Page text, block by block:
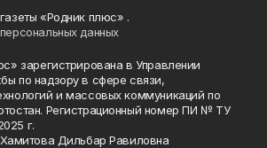
«Родник плюс» .
данных
зарегистрирована в Управлении
по надзору в сфере связи,
и массовых коммуникаций по
Регистрационный номер ПИ № ТУ
г.
Дильбар Равиловна